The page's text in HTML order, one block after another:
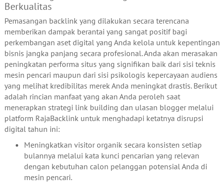
Berkualitas
Pemasangan backlink yang dilakukan secara terencana
memberikan dampak berantai yang sangat positif bagi
perkembangan aset digital yang Anda kelola untuk kepentingan
bisnis jangka panjang secara profesional. Anda akan merasakan
peningkatan performa situs yang signifikan baik dari sisi teknis
mesin pencari maupun dari sisi psikologis kepercayaan audiens
yang melihat kredibilitas merek Anda meningkat drastis. Berikut
adalah rincian manfaat yang akan Anda peroleh saat
menerapkan strategi link building dan ulasan blogger melalui
platform RajaBacklink untuk menghadapi ketatnya disrupsi
digital tahun ini:
Meningkatkan visitor organik secara konsisten setiap
bulannya melalui kata kunci pencarian yang relevan
dengan kebutuhan calon pelanggan potensial Anda di
mesin pencari.